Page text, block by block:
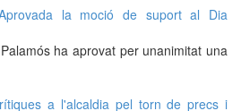
la moció de suport al Dia
ha aprovat per unanimitat una
a l'alcaldia pel torn de precs i